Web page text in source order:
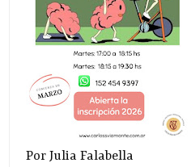
Por Julia Falabella